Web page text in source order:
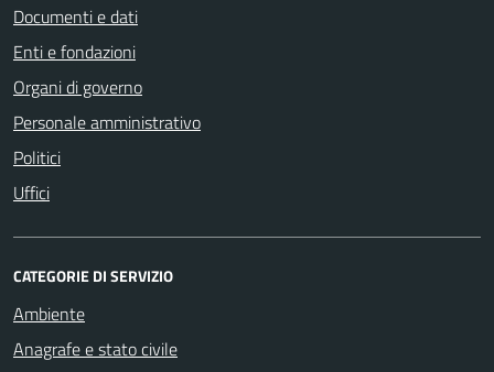
Documenti e dati
Enti e fondazioni
Organi di governo
Personale amministrativo
Politici
Uffici
CATEGORIE DI SERVIZIO
Ambiente
Anagrafe e stato civile